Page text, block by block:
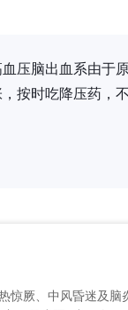
压脑出血系由于
按时吃降压药，